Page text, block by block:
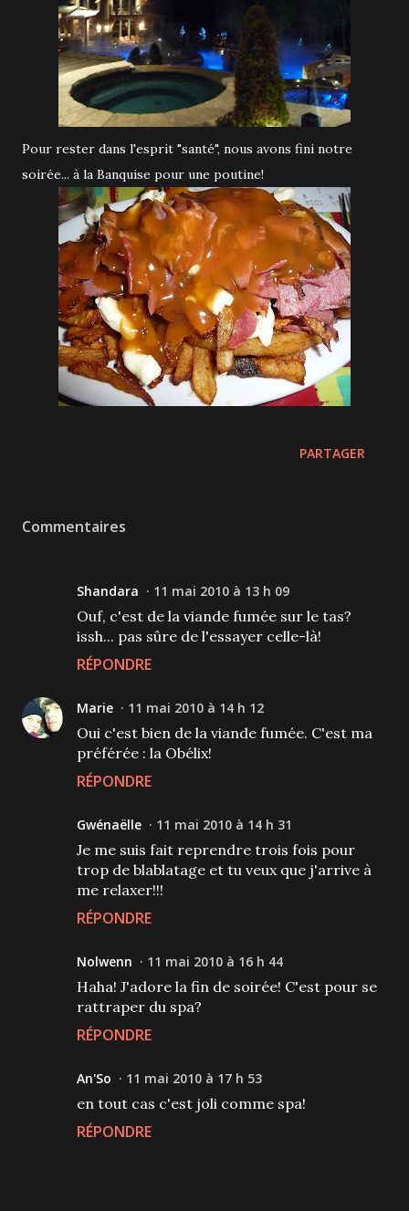
Pour rester dans l'esprit "santé", nous avons fini notre
soirée... à la Banquise pour une poutine!
PARTAGER
Commentaires
Shandara 11 mai 2010 à 13 h 09
Ouf, c'est de la viande fumée sur le tas?
issh... pas sûre de l'essayer celle-là!
RÉPONDRE
Marie 11 mai 2010 à 14 h 12
Oui c'est bien de la viande fumée. C'est ma
préférée : la Obélix!
RÉPONDRE
Gwénaëlle 11 mai 2010 à 14 h 31
Je me suis fait reprendre trois fois pour
trop de blablatage et tu veux que j'arrive à
me relaxer!!!
RÉPONDRE
Nolwenn 11 mai 2010 à 16 h 44
Haha! J'adore la fin de soirée! C'est pour se
rattraper du spa?
RÉPONDRE
An'So 11 mai 2010 à 17 h 53
en tout cas c'est joli comme spa!
RÉPONDRE